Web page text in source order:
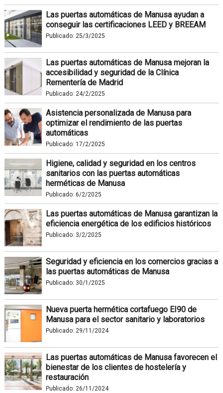
Las puertas automáticas de Manusa ayudan a
conseguir las certificaciones LEED y BREEAM
Publicado: 25/3/2025
Las puertas automáticas de Manusa mejoran la
accesibilidad y seguridad de la Clínica
Rementería de Madrid
Publicado: 24/2/2025
Asistencia personalizada de Manusa para
optimizar el rendimiento de las puertas
automáticas
Publicado: 17/2/2025
Higiene, calidad y seguridad en los centros
sanitarios con las puertas automáticas
herméticas de Manusa
Publicado: 6/2/2025
Las puertas automáticas de Manusa garantizan la
eficiencia energética de los edificios históricos
Publicado: 3/2/2025
Seguridad y eficiencia en los comercios gracias a
las puertas automáticas de Manusa
Publicado: 30/1/2025
Nueva puerta hermética cortafuego EI90 de
Manusa para el sector sanitario y laboratorios
Publicado: 29/11/2024
Las puertas automáticas de Manusa favorecen el
bienestar de los clientes de hostelería y
restauración
Publicado: 26/11/2024